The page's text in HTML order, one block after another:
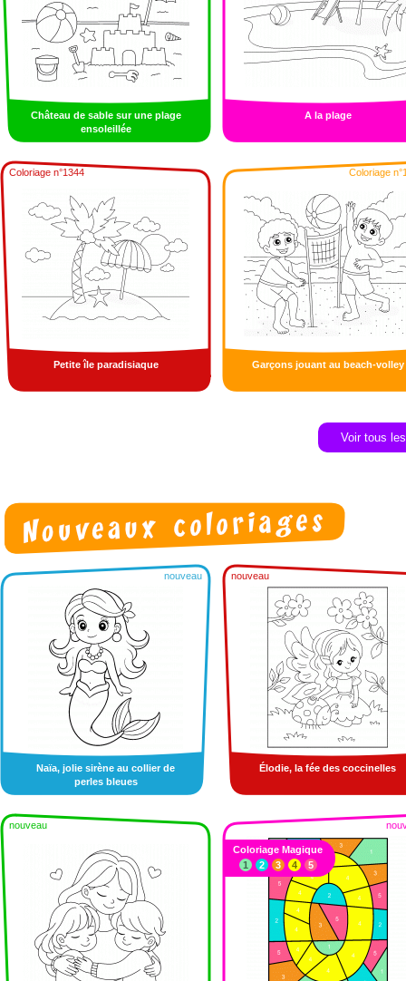
Château de sable sur une plage
ensoleillée
A la plage
Coloriage n°1344
Petite île paradisiaque
Coloriage
Garçons jouant au beach-volley
Voir tous
nouveau
Naïa, jolie sirène au collier de
perles bleues
nouveau
Élodie, la fée des coccinelles
nouveau
Coloriage Magique
1
2 3 4 5